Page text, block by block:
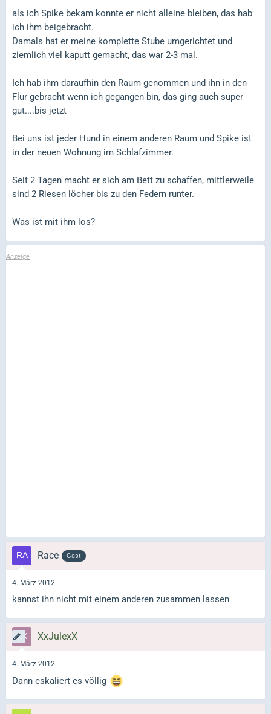
als ich Spike bekam konnte er nicht alleine bleiben, das hab
ich ihm beigebracht.
Damals hat er meine komplette Stube umgerichtet und
ziemlich viel kaputt gemacht, das war 2-3 mal.
Ich hab ihm daraufhin den Raum genommen und ihn in den
Flur gebracht wenn ich gegangen bin, das ging auch super
gut....bis jetzt
Bei uns ist jeder Hund in einem anderen Raum und Spike ist
in der neuen Wohnung im Schlafzimmer.
Seit 2 Tagen macht er sich am Bett zu schaffen, mittlerweile
sind 2 Riesen löcher bis zu den Federn runter.
Was ist mit ihm los?
Race Gast
4. März 2012
kannst ihn nicht mit einem anderen zusammen lassen
XxJulexX
4. März 2012
Dann eskaliert es völlig